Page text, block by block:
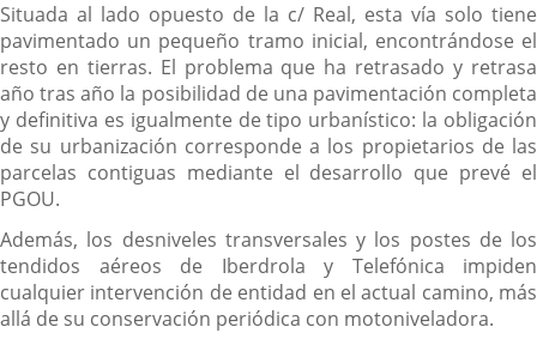
Situada al lado opuesto de la c/ Real, esta vía solo tiene
pavimentado un pequeño tramo inicial, encontrándose el
resto en tierras. El problema que ha retrasado y retrasa
año tras año la posibilidad de una pavimentación completa
y definitiva es igualmente de tipo urbanístico: la obligación
de su urbanización corresponde a los propietarios de las
parcelas contiguas mediante el desarrollo que prevé el
PGOU.
Además, los desniveles transversales y los postes de los
tendidos aéreos de Iberdrola y Telefónica impiden
cualquier intervención de entidad en el actual camino, más
allá de su conservación periódica con motoniveladora.